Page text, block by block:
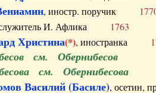
, иностр. поручик
И. Афлика 1763
Христина(*), иностранка
см. Обернибесов
см. Обернибесова
Василий (Басиле), осетин,